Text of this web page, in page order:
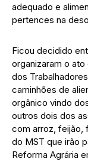
adequado e
pertences na
Ficou decidido
organizaram o
dos
caminhões de
orgânico vindo
outros dois dos
com arroz, feijão,
do MST que irão
Reforma Agrária